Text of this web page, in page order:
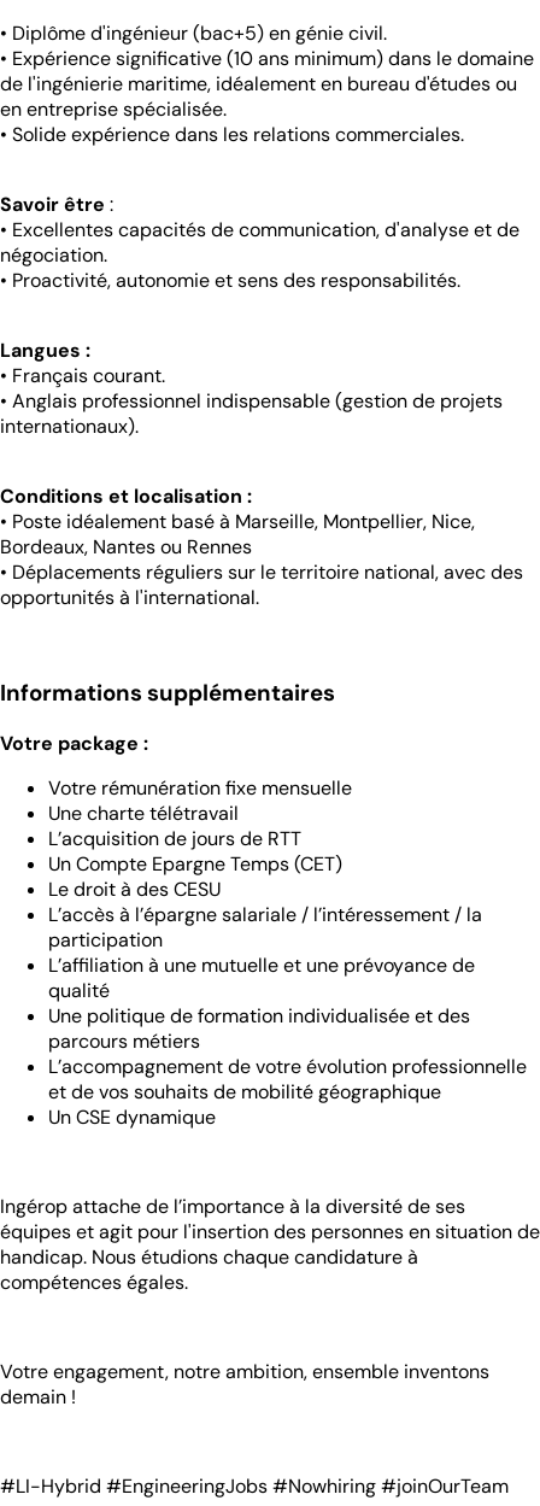
• Diplôme d'ingénieur (bac+5) en génie civil.
• Expérience significative (10 ans minimum) dans le domaine
de l'ingénierie maritime, idéalement en bureau d'études ou
en entreprise spécialisée.
• Solide expérience dans les relations commerciales.
Savoir être :
• Excellentes capacités de communication, d'analyse et de
négociation.
• Proactivité, autonomie et sens des responsabilités.
Langues :
• Français courant.
• Anglais professionnel indispensable (gestion de projets
internationaux).
Conditions et localisation :
• Poste idéalement basé à Marseille, Montpellier, Nice,
Bordeaux, Nantes ou Rennes
• Déplacements réguliers sur le territoire national, avec des
opportunités à l'international.
Informations supplémentaires
Votre package :
Votre rémunération fixe mensuelle
Une charte télétravail
L’acquisition de jours de RTT
Un Compte Epargne Temps (CET)
Le droit à des CESU
L’accès à l’épargne salariale / l’intéressement / la
participation
L’affiliation à une mutuelle et une prévoyance de
qualité
Une politique de formation individualisée et des
parcours métiers
L’accompagnement de votre évolution professionnelle
et de vos souhaits de mobilité géographique
Un CSE dynamique
Ingérop attache de l’importance à la diversité de ses
équipes et agit pour l'insertion des personnes en situation de
handicap. Nous étudions chaque candidature à
compétences égales.
Votre engagement, notre ambition, ensemble inventons
demain !
#LI-Hybrid #EngineeringJobs #Nowhiring #joinOurTeam